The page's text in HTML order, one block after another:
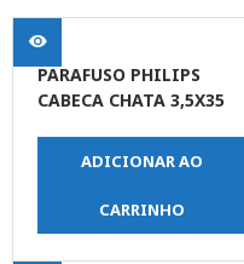
PARAFUSO PHILIPS
CABECA CHATA 3,5X35
ADICIONAR AO
CARRINHO